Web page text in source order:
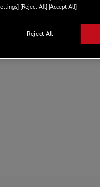
[Reject All] [Accept All]
Reject All